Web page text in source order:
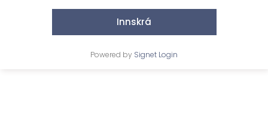
Innskrá
Powered by Signet Login